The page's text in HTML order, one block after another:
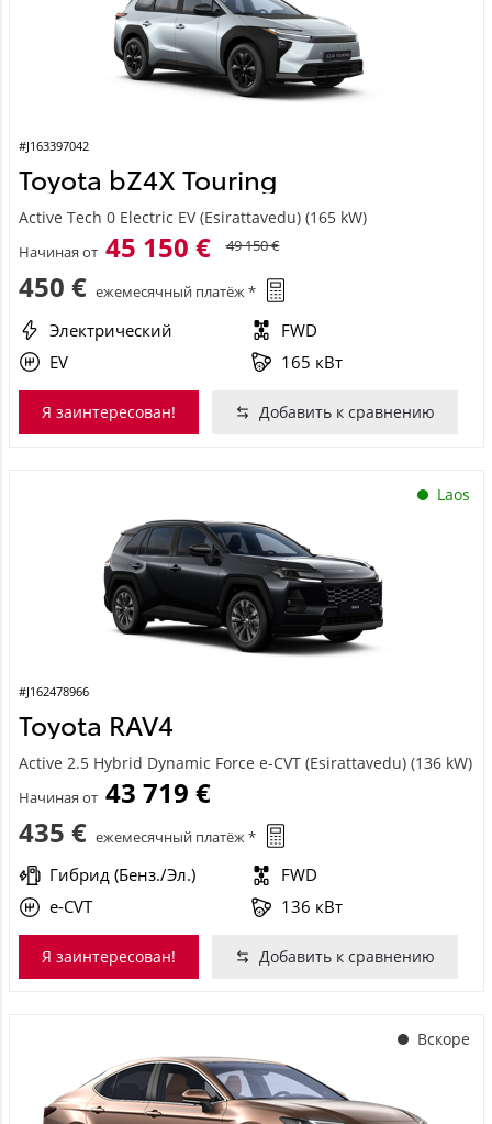
#J163397042
Toyota bZ4X Touring
Active Tech 0 Electric EV (Esirattavedu) (165 kW)
Начиная от 45 150 € 49 150 €
450 € ежемесячный платёж *
Электрический
FWD
EV
165 кВт
Я заинтересован! Добавить к сравнению
Laos
#J162478966
Toyota RAV4
Active 2.5 Hybrid Dynamic Force e-CVT (Esirattavedu) (136 kW)
Начиная от 43 719 €
435 € ежемесячный платёж *
Гибрид (Бенз./Эл.)
FWD
e-CVT
136 кВт
Я заинтересован! Добавить к сравнению
Вскоре